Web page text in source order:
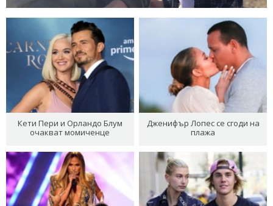
Кети Пери и Орландо Блум
очакват момиченце
Дженифър Лопес се сгоди на
плажа